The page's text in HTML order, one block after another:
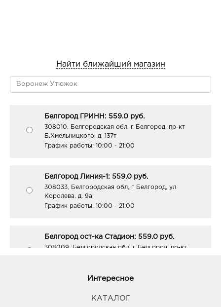
Найти ближайший магазин
Белгород ГРИНН: 559.0 руб.
308010, Белгородская обл, г Белгород, пр-кт
Б.Хмельницкого, д. 137т
График работы: 10:00 - 21:00
Белгород Линия-1: 559.0 руб.
308033, Белгородская обл, г Белгород, ул
Королева, д. 9а
График работы: 10:00 - 21:00
Белгород ост-ка Стадион: 559.0 руб.
308009, Белгородская обл, г Белгород, пр-кт
Белгород Рио: 559.0 руб.
Интересное
КАТАЛОГ